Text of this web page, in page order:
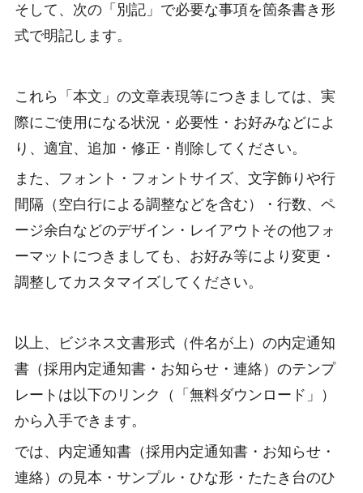
そして、次の「別記」で必要な事項を箇条書き形
式で明記します。
これら「本文」の文章表現等につきましては、実
際にご使用になる状況・必要性・お好みなどによ
り、適宜、追加・修正・削除してください。
また、フォント・フォントサイズ、文字飾りや行
間隔（空白行による調整などを含む）・行数、ペ
ージ余白などのデザイン・レイアウトその他フォ
ーマットにつきましても、お好み等により変更・
調整してカスタマイズしてください。
以上、ビジネス文書形式（件名が上）の内定通知
書（採用内定通知書・お知らせ・連絡）のテンプ
レートは以下のリンク（「無料ダウンロード」）
から入手できます。
では、内定通知書（採用内定通知書・お知らせ・
連絡）の見本・サンプル・ひな形・たたき台のひ